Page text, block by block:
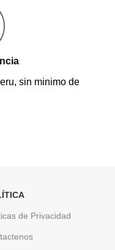
sin minimo de
de Privacidad